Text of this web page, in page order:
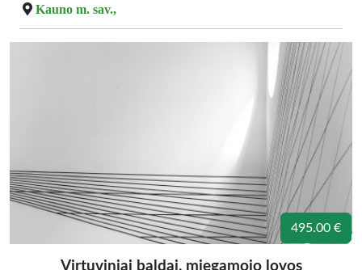
Kauno m. sav.,
495.00 €
Virtuviniai baldai, miegamojo lovos